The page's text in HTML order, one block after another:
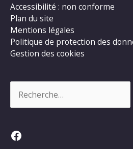
Accessibilité : non conforme
Plan du site
Mentions légales
Politique de protection des
Gestion des cookies
Facebook